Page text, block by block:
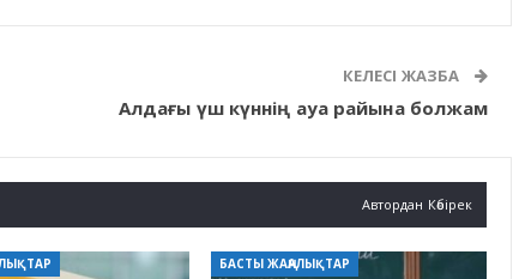
КЕЛЕСІ ЖАЗБА
Алдағы үш күннің ауа райына болжам
Автордан Көбірек
БАСТЫ ЖАҢАЛЫҚТАР